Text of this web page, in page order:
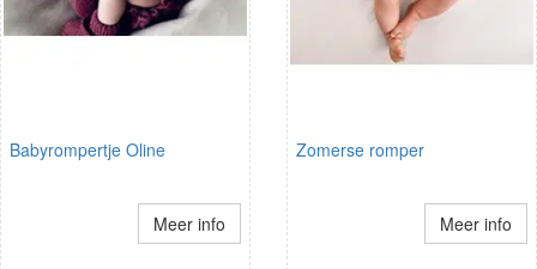
Babyrompertje Oline
Meer info
Zomerse romper
Meer info